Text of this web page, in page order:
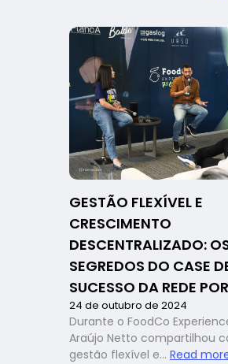
GESTÃO FLEXÍVEL E
CRESCIMENTO
DESCENTRALIZADO:
SEGREDOS DO CASE
SUCESSO DA REDE
24 de outubro de 2024
Durante o FoodCo
Araújo Netto compartilhou
gestão flexível e… Read